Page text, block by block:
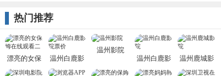
热门推荐
漂亮的女保
姆在线观看
温州白鹿影
院票价
温州影院
温州白鹿影
院
温州鹿城影
院